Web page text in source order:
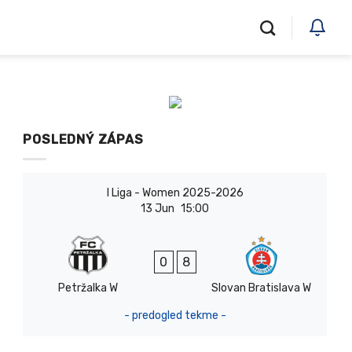
POSLEDNÝ ZÁPAS
I Liga - Women 2025-2026
13 Jun 15:00
Petržalka W
0 8
Slovan Bratislava W
- predogled tekme -